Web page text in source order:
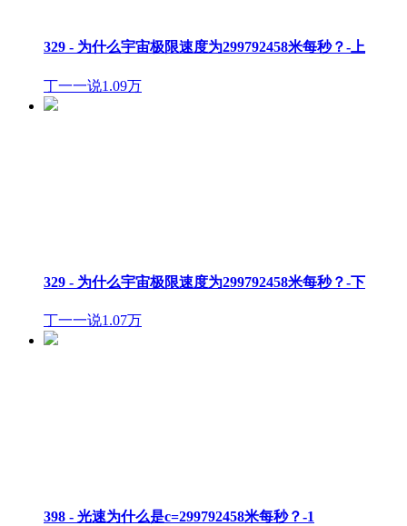
329 - 为什么宇宙极限速度为299792458米每秒？-上
丁一一说1.09万
329 - 为什么宇宙极限速度为299792458米每秒？-下
丁一一说1.07万
398 - 光速为什么是c=299792458米每秒？-1